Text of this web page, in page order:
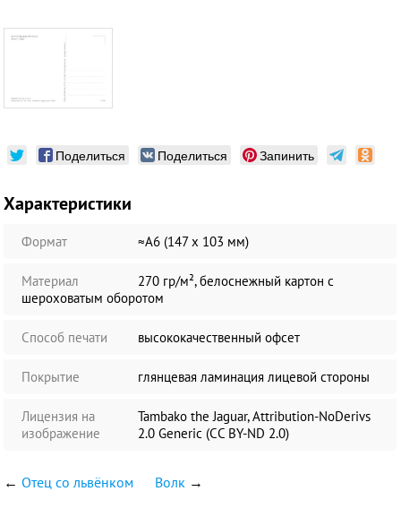
Поделиться Поделиться Запинить
Характеристики
Формат ≈А6 (147 х 103 мм)
Материал
270 гр/м², белоснежный картон с
шероховатым оборотом
Способ печати высококачественный офсет
Покрытие глянцевая ламинация лицевой стороны
Лицензия на
изображение
Tambako the Jaguar, Attribution-NoDerivs
2.0 Generic (CC BY-ND 2.0)
←Отец со львёнком Волк →